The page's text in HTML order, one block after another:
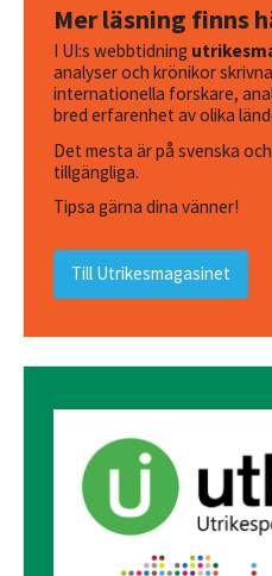
Mer läsning finns
I UI:s webbtidning
analyser och krönikor
internationella forskare,
bred erfarenhet av olika
Det mesta är på svenska
tillgängliga.
Tipsa gärna dina vänner!
Till Utrikesmagasinet